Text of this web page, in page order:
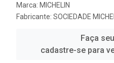
Marca: MICHELIN
Fabricante: SOCIEDADE
Faça
cadastre-se para